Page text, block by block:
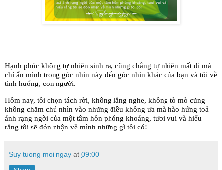
Hạnh phúc không tự nhiên sinh ra, cũng chẳng tự nhiên mất đi mà
chỉ ẩn mình trong góc nhìn này đến góc nhìn khác của bạn và tôi về
tình huống, con người.
Hôm nay, tôi chọn tách rời, không lắng nghe, không tò mò cũng
không chăm chú nhìn vào những điều không ưa mà hào hứng toả
ánh rạng ngời của một tâm hồn phóng khoáng, tươi vui và hiểu
rằng tôi sẽ đón nhận về mình những gì tôi có!
Suy tuong moi ngay at 09:00